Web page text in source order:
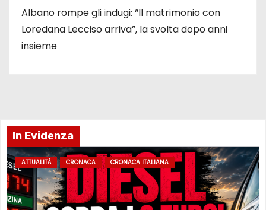
Albano rompe gli indugi: “Il matrimonio con
Loredana Lecciso arriva”, la svolta dopo anni
insieme
In Evidenza
ATTUALITÀ CRONACA CRONACA ITALIANA